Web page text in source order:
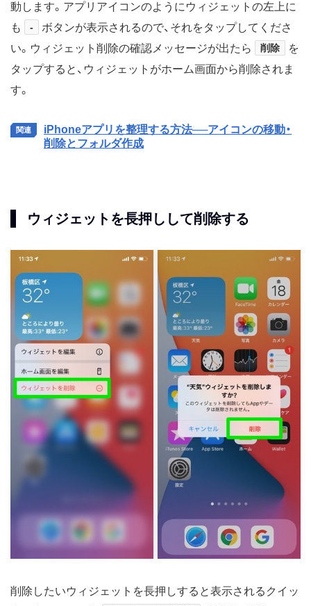
動します。アプリアイコンのようにウィジェットの左上に
も
-
ボタンが表示されるので、それをタップしてくださ
い。ウィジェット削除の確認メッセージが出たら
削除
を
タップすると、ウィジェットがホーム画面から削除されま
す。
iPhoneアプリを整理する方法──アイコンの移動・
削除とフォルダ作成
ウィジェットを長押しして削除する
削除したいウィジェットを長押しすると表示されるクイッ